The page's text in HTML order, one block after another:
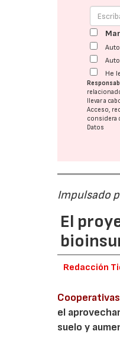
He
llevar a
Acceso,
considera
Datos
Impulsado
El
Redacción
el
suelo y